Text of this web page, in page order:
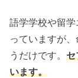
語学学校や留
っていますが
うだけです。セ
います。